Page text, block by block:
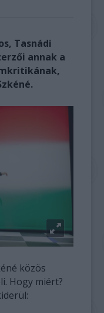
Tasnádi
annak a
közös
Hogy miért?